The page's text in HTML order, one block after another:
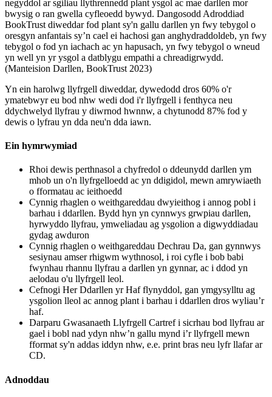
negyddol ar sgiliau llythrennedd plant ysgol ac mae darllen mor
bwysig o ran gwella cyfleoedd bywyd. Dangosodd Adroddiad
BookTrust diweddar fod plant sy'n gallu darllen yn fwy tebygol o
oresgyn anfantais sy’n cael ei hachosi gan anghydraddoldeb, yn fwy
tebygol o fod yn iachach ac yn hapusach, yn fwy tebygol o wneud
yn well yn yr ysgol a datblygu empathi a chreadigrwydd.
(Manteision Darllen, BookTrust 2023)
Yn ein harolwg llyfrgell diweddar, dywedodd dros 60% o'r
ymatebwyr eu bod nhw wedi dod i'r llyfrgell i fenthyca neu
ddychwelyd llyfrau y diwrnod hwnnw, a chytunodd 87% fod y
dewis o lyfrau yn dda neu'n dda iawn.
Ein hymrwymiad
Rhoi dewis perthnasol a chyfredol o ddeunydd darllen ym
mhob un o'n llyfrgelloedd ac yn ddigidol, mewn amrywiaeth
o fformatau ac ieithoedd
Cynnig rhaglen o weithgareddau dwyieithog i annog pobl i
barhau i ddarllen. Bydd hyn yn cynnwys grwpiau darllen,
hyrwyddo llyfrau, ymweliadau ag ysgolion a digwyddiadau
gydag awduron
Cynnig rhaglen o weithgareddau Dechrau Da, gan gynnwys
sesiynau amser rhigwm wythnosol, i roi cyfle i bob babi
fwynhau rhannu llyfrau a darllen yn gynnar, ac i ddod yn
aelodau o'u llyfrgell leol.
Cefnogi Her Ddarllen yr Haf flynyddol, gan ymgysylltu ag
ysgolion lleol ac annog plant i barhau i ddarllen dros wyliau’r
haf.
Darparu Gwasanaeth Llyfrgell Cartref i sicrhau bod llyfrau ar
gael i bobl nad ydyn nhw’n gallu mynd i’r llyfrgell mewn
fformat sy'n addas iddyn nhw, e.e. print bras neu lyfr llafar ar
CD.
Adnoddau